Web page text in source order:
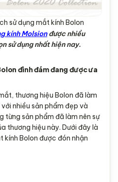
sử dụng mắt kính Bolon
kính Molsionđược nhiều
sử dụng nhất hiện nay.
đình đám đang được ưa
thương hiệu Bolon đã làm
nhiều sản phẩm đẹp và
từng sản phẩm đã làm nên sự
thương hiệu này. Dưới đây là
kính Bolon được đón nhận